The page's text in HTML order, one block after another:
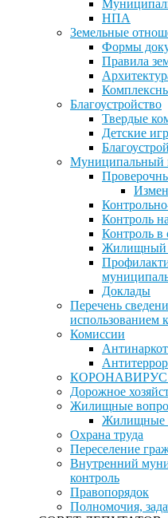
НПА
Земельные
Формы
Правила
Благоустройство
Твердые
Детские
Муниципальный
Контроль
Контроль в
Жилищный
Доклады
Перечень
использованием
Комиссии
КОРОНАВИРУС
Дорожное
Жилищные
Жилищные
Охрана труда
Переселение
Внутренний
контроль
Правопорядок
Полномочия,